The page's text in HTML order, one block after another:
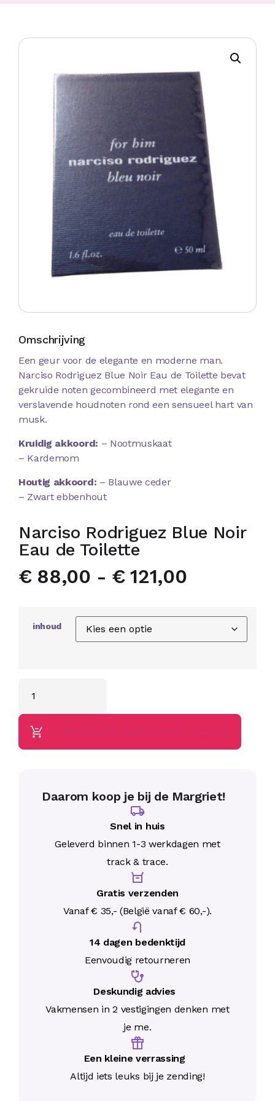
Omschrijving
Een geur voor de elegante en moderne man.
Narciso Rodriguez Blue Noir Eau de Toilette bevat
gekruide noten gecombineerd met elegante en
verslavende houdnoten rond een sensueel hart van
musk.
Kruidig akkoord: – Nootmuskaat
– Kardemom
Houtig akkoord: – Blauwe ceder
– Zwart ebbenhout
Narciso Rodriguez Blue Noir
Eau de Toilette
€88,00 - €121,00
inhoud
Daarom koop je bij de Margriet!
Snel in huis
Geleverd binnen 1-3 werkdagen met
track & trace.
Gratis verzenden
Vanaf € 35,- (België vanaf € 60,-).
14 dagen bedenktijd
Eenvoudig retourneren
Deskundig advies
Vakmensen in 2 vestigingen denken met
je me.
Een kleine verrassing
Altijd iets leuks bij je zending!